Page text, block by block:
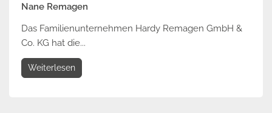
Nane Remagen
Das Familienunternehmen Hardy Remagen GmbH &
Co. KG hat die...
Weiterlesen